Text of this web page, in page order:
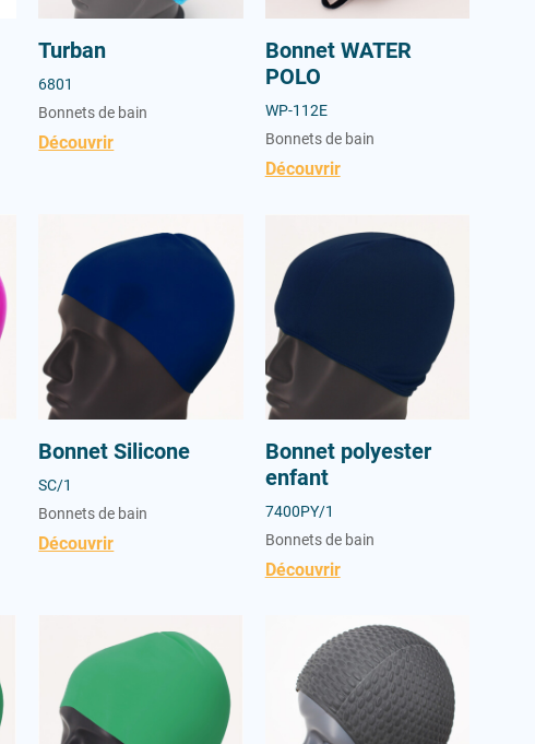
Turban
6801
Bonnets de bain
Découvrir
Bonnet WATER
POLO
WP-112E
Bonnets de bain
Découvrir
Bonnet Silicone
SC/1
Bonnets de bain
Découvrir
Bonnet polyester
enfant
7400PY/1
Bonnets de bain
Découvrir
Bonnet gauffré S/Jug